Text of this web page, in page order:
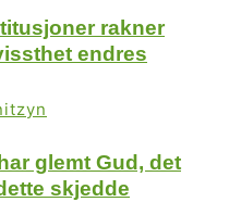
rakner
endres
glemt Gud, det
skjedde